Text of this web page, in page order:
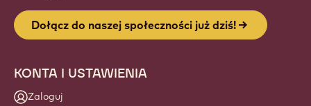
Dołącz do naszej społeczności już dziś!
KONTA I USTAWIENIA
Zaloguj